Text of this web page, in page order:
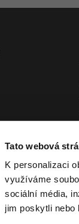
Tato webová
K personalizaci
využíváme
sociální média,
jim poskytli nebo